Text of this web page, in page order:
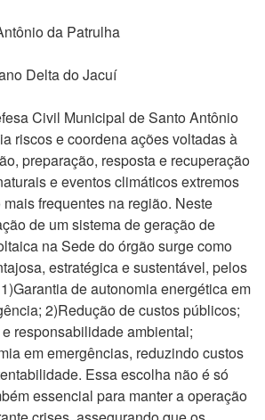
da Patrulha
Delta do Jacuí
Civil Municipal de Santo Antônio
riscos e coordena ações voltadas à
preparação, resposta e recuperação
e eventos climáticos extremos
frequentes na região. Neste
de um sistema de geração de
na Sede do órgão surge como
estratégica e sustentável, pelos
de autonomia energética em
2)Redução de custos públicos;
responsabilidade ambiental;
em emergências, reduzindo custos
Essa escolha não é só
essencial para manter a operação